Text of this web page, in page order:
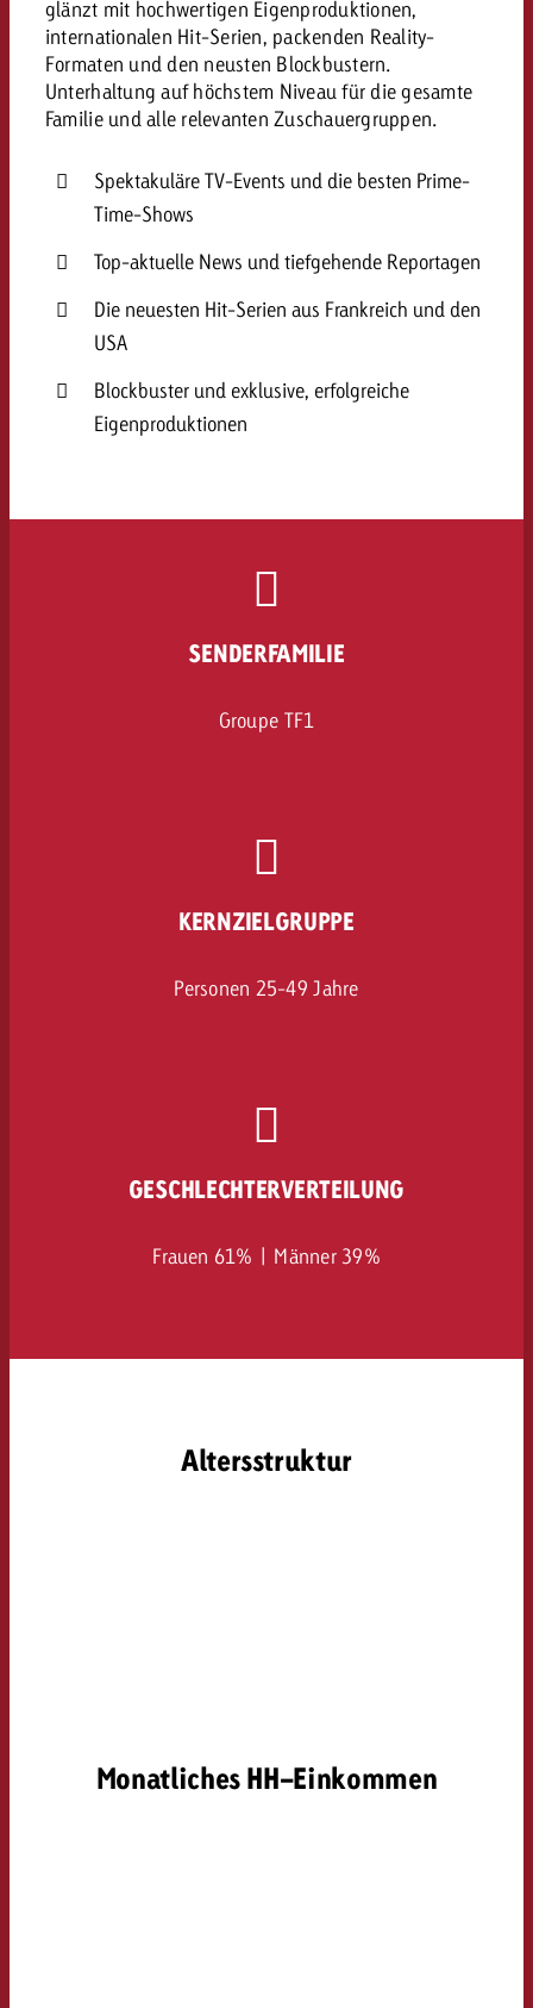
glänzt mit hochwertigen Eigenproduktionen,
internationalen Hit-Serien, packenden Reality-
Formaten und den neusten Blockbustern.
Unterhaltung auf höchstem Niveau für die gesamte
Familie und alle relevanten Zuschauergruppen.
Spektakuläre TV-Events und die besten Prime-
Time-Shows
Top-aktuelle News und tiefgehende Reportagen
Die neuesten Hit-Serien aus Frankreich und den
USA
Blockbuster und exklusive, erfolgreiche
Eigenproduktionen
SENDERFAMILIE
Groupe TF1
KERNZIELGRUPPE
Personen 25-49 Jahre
GESCHLECHTERVERTEILUNG
Frauen 61% | Männer 39%
Altersstruktur
Monatliches HH-Einkommen